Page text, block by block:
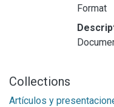
Format
Collections
Artículos y